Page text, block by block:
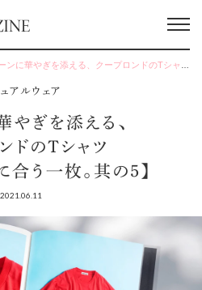
華やぎを添える、クープロンドのTシャツ 【セットアップに合う一枚。其の5】
アルウェア
やぎを添える、
ドのTシャツ
合う一枚。其の5】
2021.06.11